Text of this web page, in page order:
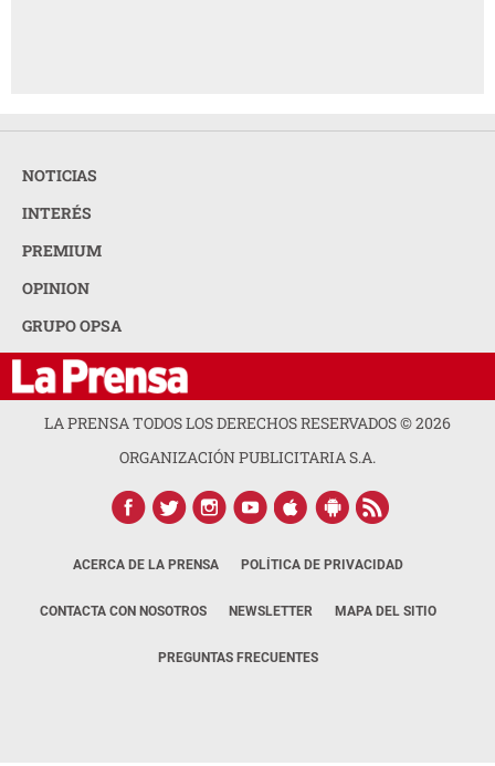
NOTICIAS
INTERÉS
PREMIUM
OPINION
GRUPO OPSA
LA PRENSA TODOS LOS DERECHOS RESERVADOS ©2026
ORGANIZACIÓN PUBLICITARIA S.A.
ACERCA DE LA PRENSA POLÍTICA DE PRIVACIDAD
CONTACTA CON NOSOTROS NEWSLETTER MAPA DEL SITIO
PREGUNTAS FRECUENTES